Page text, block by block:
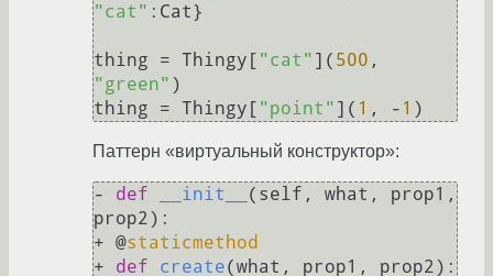
"cat" :Cat}
thing = Thingy[ "cat" ]( 500
"green" )
thing = Thingy[ "point" ]( 1 , - 1
Паттерн «виртуальный конструктор»:
- def __init__ ( self, what, prop1,
prop2):
+ @staticmethod
+ def create(what, prop1, prop2